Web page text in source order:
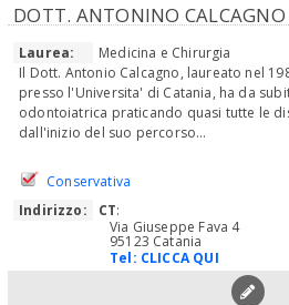
DOTT. ANTONINO CALCAGNO
Laurea:
Medicina e Chirurgia
Il Dott. Antonio Calcagno, laureato nel
presso l'Universita' di Catania, ha da
odontoiatrica praticando quasi tutte le
dall'inizio del suo percorso...
Conservativa
Indirizzo:
CT:
Via Giuseppe Fava 4
95123 Catania
Tel: CLICCA QUI